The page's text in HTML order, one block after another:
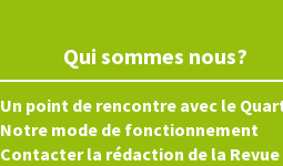
Qui sommes nous?
Un point de rencontre avec le
Notre mode de fonctionnement
Contacter la rédaction de la